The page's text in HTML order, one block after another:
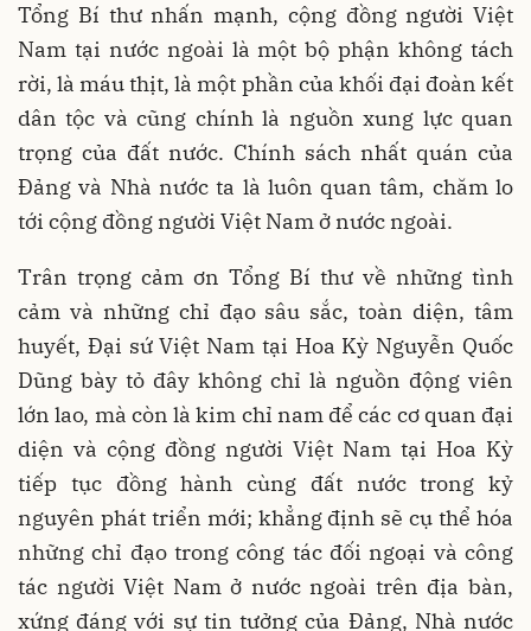
Tổng Bí thư nhấn mạnh, cộng đồng người Việt
Nam tại nước ngoài là một bộ phận không tách
rời, là máu thịt, là một phần của khối đại đoàn kết
dân tộc và cũng chính là nguồn xung lực quan
trọng của đất nước. Chính sách nhất quán của
Đảng và Nhà nước ta là luôn quan tâm, chăm lo
tới cộng đồng người Việt Nam ở nước ngoài.
Trân trọng cảm ơn Tổng Bí thư về những tình
cảm và những chỉ đạo sâu sắc, toàn diện, tâm
huyết, Đại sứ Việt Nam tại Hoa Kỳ Nguyễn Quốc
Dũng bày tỏ đây không chỉ là nguồn động viên
lớn lao, mà còn là kim chỉ nam để các cơ quan đại
diện và cộng đồng người Việt Nam tại Hoa Kỳ
tiếp tục đồng hành cùng đất nước trong kỷ
nguyên phát triển mới; khẳng định sẽ cụ thể hóa
những chỉ đạo trong công tác đối ngoại và công
tác người Việt Nam ở nước ngoài trên địa bàn,
xứng đáng với sự tin tưởng của Đảng, Nhà nước